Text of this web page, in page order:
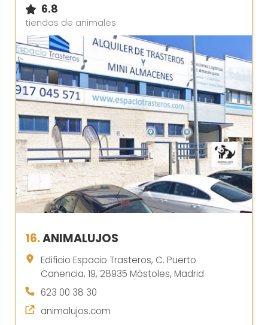
6.8
tiendas de animales
16.ANIMALUJOS
Edificio Espacio Trasteros, C. Puerto
Canencia, 19, 28935 Móstoles, Madrid
623 00 38 30
animalujos.com